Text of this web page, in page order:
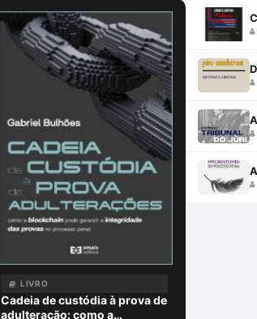
LIVRO
Cadeia de custódia à prova de
adulteração: como a